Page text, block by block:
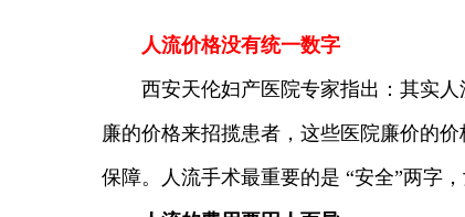
人流价格没有统一数字
西安天伦妇产医院专家指出：其实人
廉的价格来招揽患者，这些医院廉价的
保障。人流手术最重要的是 “安全”两字